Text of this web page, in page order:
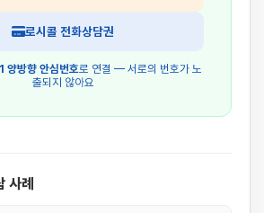
로시콜 전화상담권
양방향 안심번호로 연결 — 서로의 번호가 노
출되지 않아요
사례